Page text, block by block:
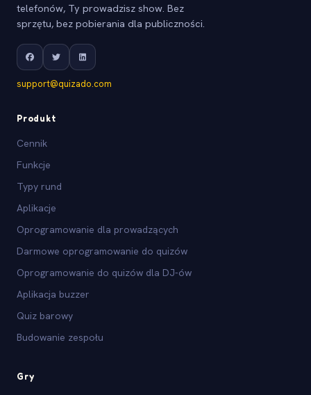
telefonów, Ty prowadzisz show. Bez
sprzętu, bez pobierania dla publiczności.
support@quizado.com
Produkt
Cennik
Funkcje
Typy rund
Aplikacje
Oprogramowanie dla prowadzących
Darmowe oprogramowanie do quizów
Oprogramowanie do quizów dla DJ-ów
Aplikacja buzzer
Quiz barowy
Budowanie zespołu
Gry